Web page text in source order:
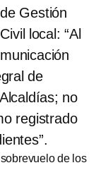
Gestión
local: “Al
de
no
registrado
de los